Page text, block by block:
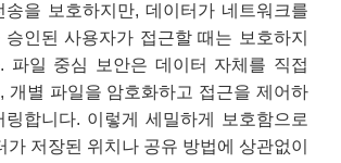
송을 보호하지만, 데이터가 네트워크를
승인된 사용자가 접근할 때는 보호하지
파일 중심 보안은 데이터 자체를 직접
개별 파일을 암호화하고 접근을 제어하
링합니다. 이렇게 세밀하게 보호함으로
가 저장된 위치나 공유 방법에 상관없이